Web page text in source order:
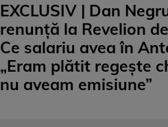
EXCLUSIV | Dan
renunță la Revelion
Ce salariu avea în
„Eram plătit regește
nu aveam emisiune”